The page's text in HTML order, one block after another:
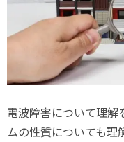
電波障害について理解
ムの性質についても理